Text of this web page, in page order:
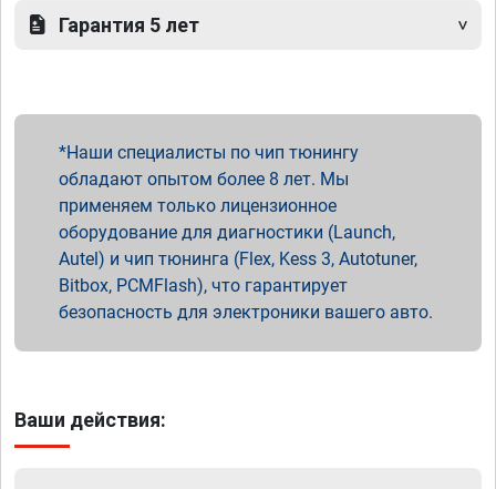
Гарантия 5 лет
Наши специалисты по чип тюнингу
обладают опытом более 8 лет. Мы
применяем только лицензионное
оборудование для диагностики (Launch,
Autel) и чип тюнинга (Flex, Kess 3, Autotuner,
Bitbox, PCMFlash), что гарантирует
безопасность для электроники вашего авто.
Ваши действия: